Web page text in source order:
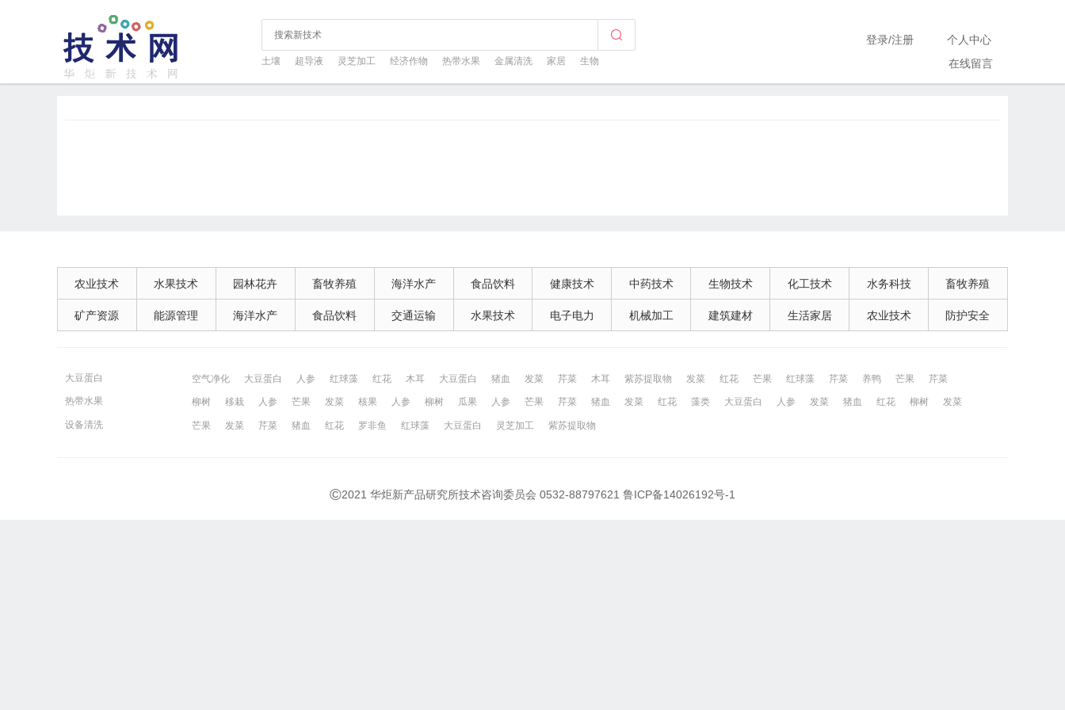
土壤 超导液 灵芝加工 经济作物 热带水果 金属清洗 家居 生物
登录/注册
个人中心
在线留言
农业技术 水果技术 园林花卉 畜牧养殖 海洋水产 食品饮料 健康技术 中药技术 生物技术 化工技术 水务科技 畜牧养殖
矿产资源 能源管理 海洋水产 食品饮料 交通运输 水果技术 电子电力 机械加工 建筑建材 生活家居 农业技术 防护安全
大豆蛋白 空气净化 大豆蛋白 人参 红球藻 红花 木耳 大豆蛋白 猪血 发菜 芹菜 木耳 紫苏提取物 发菜 红花 芒果 红球藻 芹菜 养鸭 芒果
芹菜
热带水果
柳树 移栽 人参 芒果 发菜 核果 人参 柳树 瓜果 人参 芒果 芹菜 猪血 发菜 红花 藻类 大豆蛋白 人参 发菜 猪血 红花 柳树
发菜
设备清洗 芒果 发菜 芹菜 猪血 红花 罗非鱼 红球藻 大豆蛋白 灵芝加工 紫苏提取物
©2021 华炬新产品研究所技术咨询委员会 0532-88797621 鲁ICP备14026192号-1